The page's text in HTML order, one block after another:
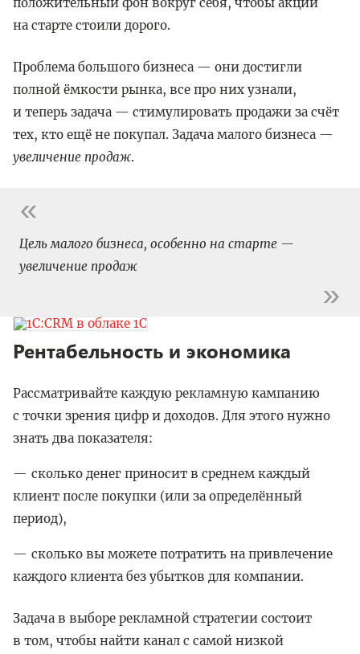
на старте стоили дорого.
Проблема большого бизнеса — они достигли
полной ёмкости рынка, все про них узнали,
и теперь задача — стимулировать продажи за счёт
тех, кто ещё не покупал. Задача малого бизнеса —
увеличение продаж.
Цель малого бизнеса, особенно на старте —
увеличение продаж
Рентабельность и экономика
Рассматривайте каждую рекламную кампанию
с точки зрения цифр и доходов. Для этого нужно
знать два показателя:
сколько денег приносит в среднем каждый
клиент после покупки (или за определённый
период),
сколько вы можете потратить на привлечение
каждого клиента без убытков для компании.
Задача в выборе рекламной стратегии состоит
в том, чтобы найти канал с самой низкой